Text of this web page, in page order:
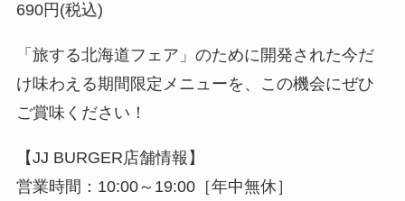
690円(税込)
「旅する北海道フェア」のために開発された今だ
け味わえる期間限定メニューを、この機会にぜひ
ご賞味ください！
【JJ BURGER店舗情報】
営業時間：10:00～19:00［年中無休］